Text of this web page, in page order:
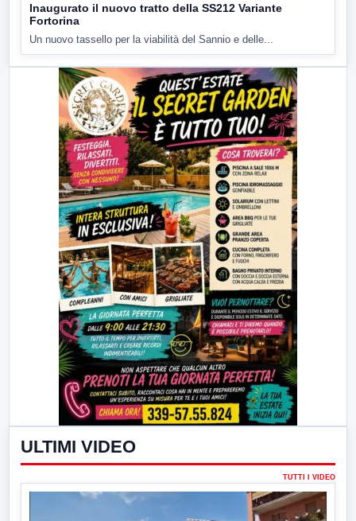
Inaugurato il nuovo tratto della SS212 Variante
Fortorina
Un nuovo tassello per la viabilità del Sannio e delle...
ULTIMI VIDEO
TUTTI I VIDEO